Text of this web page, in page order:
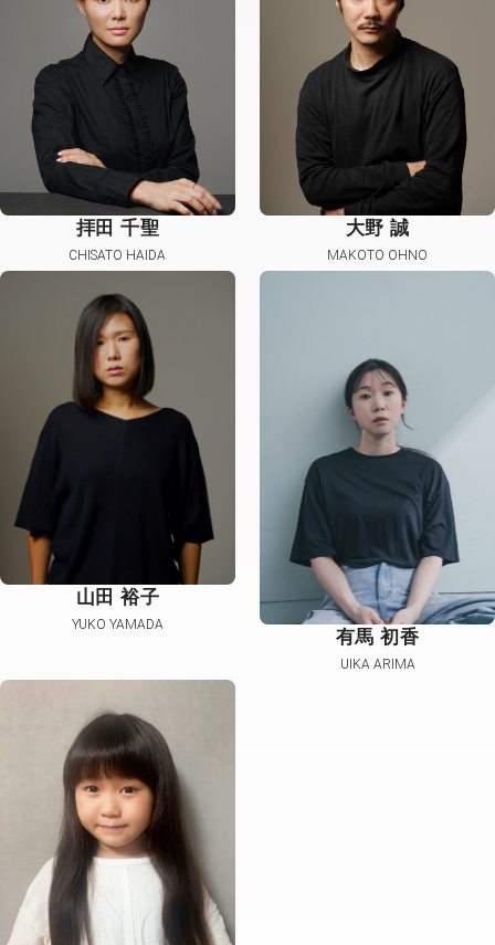
拝田 千聖
CHISATO HAIDA
大野 誠
MAKOTO OHNO
山田 裕子
YUKO YAMADA
有馬 初香
UIKA ARIMA